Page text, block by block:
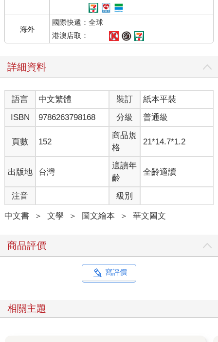
海外
國際快遞：全球
港澳店取：
詳細資料
語言 中文繁體 裝訂
紙本平裝
ISBN
9786263798168 分級 普通級
頁數 152
商品規
格
21*14.7*1.2
出版地 台灣
適讀年
齡
全齡適讀
注音 級別
中文書 ＞ 文學 ＞ 圖文繪本 ＞ 華文圖文
商品評價
寫評價
相關主題